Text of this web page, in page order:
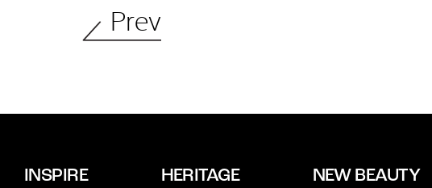
Prev
HERITAGE
INSPIRE NEW BEAUTY